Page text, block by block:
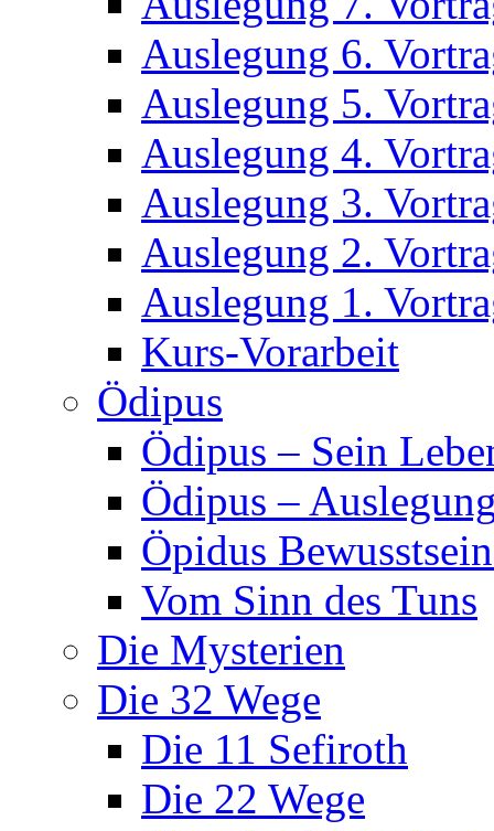
Auslegung 6.
Auslegung 5.
Auslegung 4.
Auslegung 3.
Auslegung 2.
Auslegung 1.
Kurs-Vorarbeit
Ödipus
Ödipus – Sein
Ödipus –
Öpidus
Vom Sinn des Tuns
Die Mysterien
Die 32 Wege
Die 11 Sefiroth
Die 22 Wege